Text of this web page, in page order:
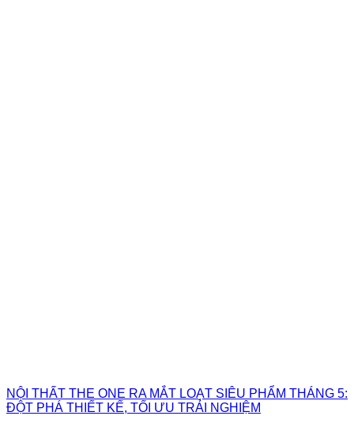
NỘI THẤT THE ONE RA MẮT LOẠT SIÊU PHẨM THÁNG 5:
ĐỘT PHÁ THIẾT KẾ, TỐI ƯU TRẢI NGHIỆM